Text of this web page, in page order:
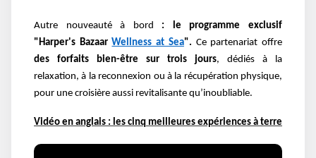
Autre nouveauté à bord : le programme exclusif
"Harper's BazaarWellness at Sea". Ce partenariat offre
des forfaits bien-être sur trois jours, dédiés à la
relaxation, à la reconnexion ou à la récupération physique,
pour une croisière aussi revitalisante qu’inoubliable.
Vidéo en anglais : les cinq meilleures expériences à terre